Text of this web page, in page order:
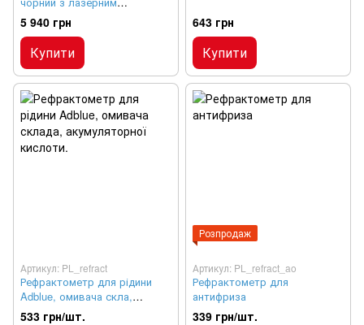
гравіюванням
5 940 грн
Купити
643 грн
Купити
Артикул: PL_refract
Рефрактометр для рідини
Adblue, омивача скла,
акумуляторної кислоти
533 грн/шт.
Розпродаж
Артикул: PL_refract_ao
Рефрактометр для
антифриза
339 грн/шт.